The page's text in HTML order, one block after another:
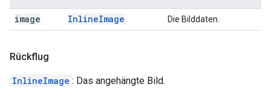
image InlineImage Die Bilddaten.
Rückflug
InlineImage : Das angehängte Bild.